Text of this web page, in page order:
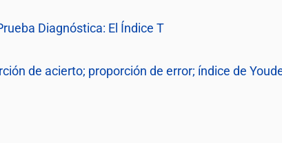
Diagnóstica: El Índice T
de acierto; proporción de error; índice de